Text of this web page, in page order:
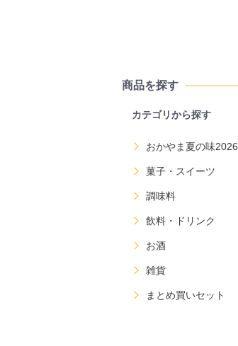
商品を探す
カテゴリから探す
おかやま夏の味2026
菓子・スイーツ
調味料
飲料・ドリンク
お酒
雑貨
まとめ買いセット